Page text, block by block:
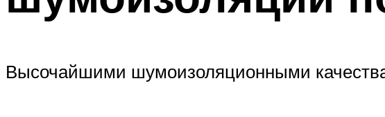
Высочайшими шумоизоляционными